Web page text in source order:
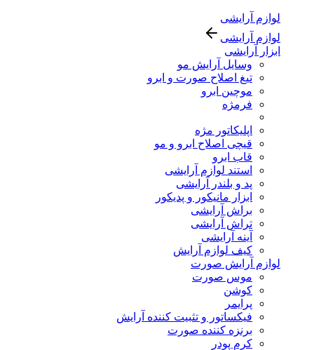
لوازم آرایشی
لوازم آرایشی
ابزار آرایشی
وسایل آرایش مو
تیغ اصلاح صورت و ابرو
موچین ابرو
فرمژه
اپلیکاتور مژه
قیچی اصلاح ابرو و مو
قاب ابرو
استند لوازم آرایشی
پد و بلندر آرایشی
ابزار مانیکور و پدیکور
براش آرایشی
تراش آرایشی
آینه آرایشی
کیف لوازم آرایش
لوازم آرایش صورت
موس صورت
کوشن
پرایمر
فیکساتور و تثبیت کننده آرایش
برنزه کننده صورت
کرم پودر